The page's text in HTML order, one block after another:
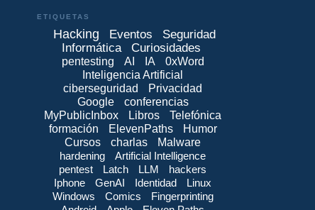
ETIQUETAS
Hacking Eventos
Seguridad
Informática
Curiosidades
pentesting AI IA
0xWord
Inteligencia Artificial
ciberseguridad
Privacidad
Google
conferencias
MyPublicInbox
Libros
Telefónica
formación
ElevenPaths
Humor
Cursos
charlas
Malware
hardening
Artificial Intelligence
pentest
Latch LLM
hackers
Iphone
GenAI Identidad
Linux
Windows
Comics
Fingerprinting